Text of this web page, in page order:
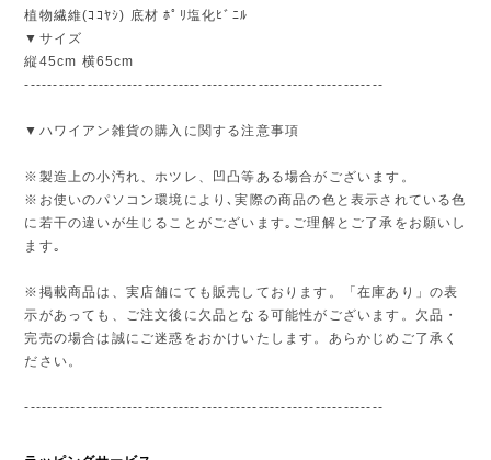
植物繊維(ｺｺﾔｼ) 底材 ﾎﾟﾘ塩化ﾋﾞﾆﾙ
▼サイズ
縦45cm 横65cm
---------------------------------------------------------------
▼ハワイアン雑貨の購入に関する注意事項
※製造上の小汚れ、ホツレ、凹凸等ある場合がございます。
※お使いのパソコン環境により､実際の商品の色と表示されている色
に若干の違いが生じることがございます｡ご理解とご了承をお願いし
ます｡
※掲載商品は、実店舗にても販売しております。「在庫あり」の表
示があっても、ご注文後に欠品となる可能性がございます。欠品・
完売の場合は誠にご迷惑をおかけいたします。あらかじめご了承く
ださい。
---------------------------------------------------------------